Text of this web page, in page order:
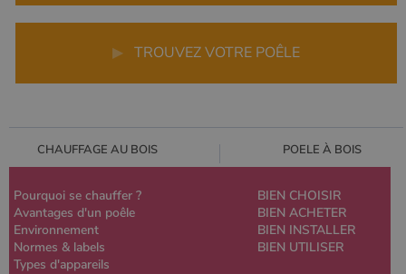
▶ TROUVEZ VOTRE POÊLE
CHAUFFAGE AU BOIS POELE À BOIS
Pourquoi se chauffer ?
Avantages d'un poêle
Environnement
Normes & labels
Types d'appareils
BIEN CHOISIR
BIEN ACHETER
BIEN INSTALLER
BIEN UTILISER